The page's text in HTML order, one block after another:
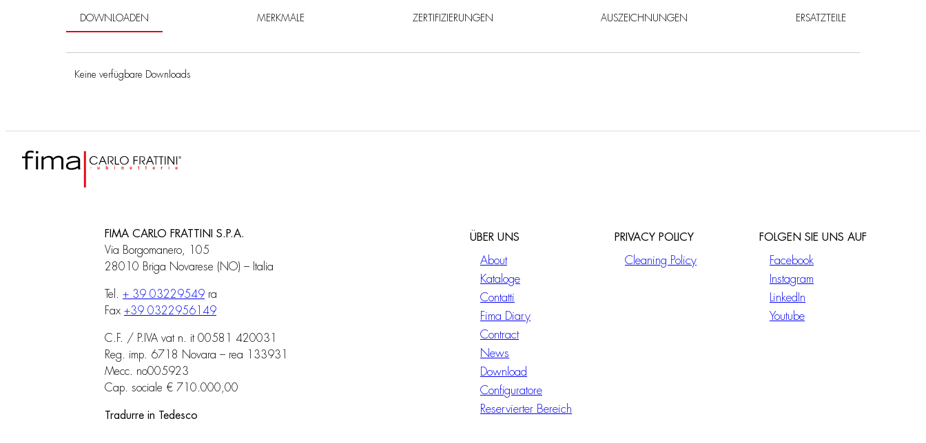
DOWNLOADEN MERKMALE ZERTIFIZIERUNGEN AUSZEICHNUNGEN ERSATZTEILE
Keine verfügbare Downloads
FIMA CARLO FRATTINI S.P.A.
Via Borgomanero, 105
28010 Briga Novarese (NO) – Italia
Tel. + 39 03229549 ra
Fax +39 0322956149
C.F. / P.IVA vat n. it 00581 420031
Reg. imp. 6718 Novara – rea 133931
Mecc. no005923
Cap. sociale € 710.000,00
Tradurre in Tedesco
ÜBER UNS
About
Kataloge
Contatti
Fima Diary
Contract
News
Download
Configuratore
Reservierter Bereich
PRIVACY POLICY
Cleaning Policy
FOLGEN SIE UNS AUF
Facebook
Instagram
LinkedIn
Youtube